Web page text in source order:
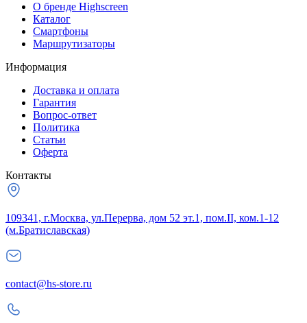
О бренде Highscreen
Каталог
Смартфоны
Маршрутизаторы
Информация
Доставка и оплата
Гарантия
Вопрос-ответ
Политика
Статьи
Оферта
Контакты
109341, г.Москва, ул.Перерва, дом 52 эт.1, пом.II, ком.1-12
(м.Братиславская)
contact@hs-store.ru